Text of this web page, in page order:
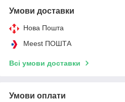
Умови доставки
Нова Пошта
Meest ПОШТА
Всі умови доставки
Умови оплати